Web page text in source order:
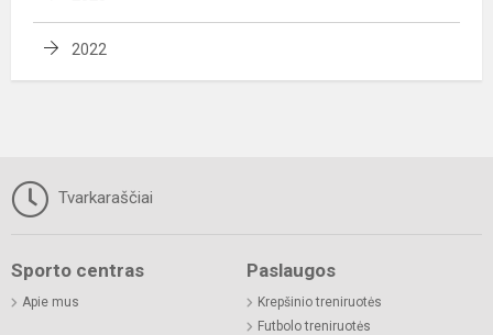
2022
Tvarkaraščiai
Sporto centras
Apie mus
Paslaugos
Krepšinio treniruotės
Futbolo treniruotės